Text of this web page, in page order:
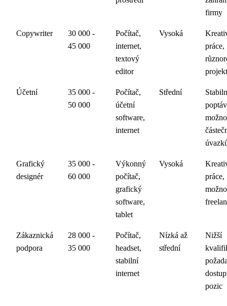
firmy
Copywriter
30 000 -
45 000
Počítač,
internet,
textový
editor
Vysoká
práce,
Účetní
35 000 -
50 000
Počítač,
účetní
software,
internet
Střední
Grafický
designér
35 000 -
60 000
Výkonný
počítač,
grafický
software,
tablet
Vysoká
práce,
Zákaznická
podpora
28 000 -
35 000
Počítač,
headset,
stabilní
internet
Nízká až
střední
Nižší
pozic